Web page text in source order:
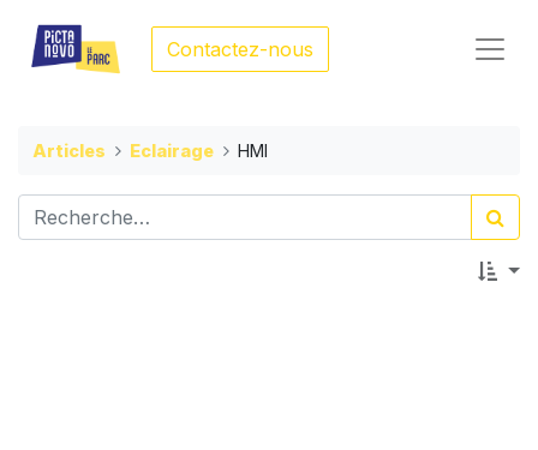
Contactez-nous
Articles Eclairage HMI